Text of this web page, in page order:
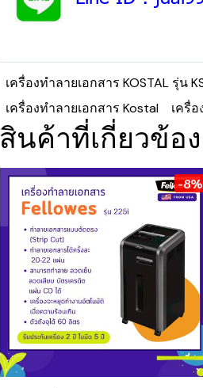
เครื่องทำลายเอกสาร KOSTAL รุ่น
เครื่องทำลายเอกสาร Kostal
เครื่
สินค้าที่เกี่ยวข้อง
-8%